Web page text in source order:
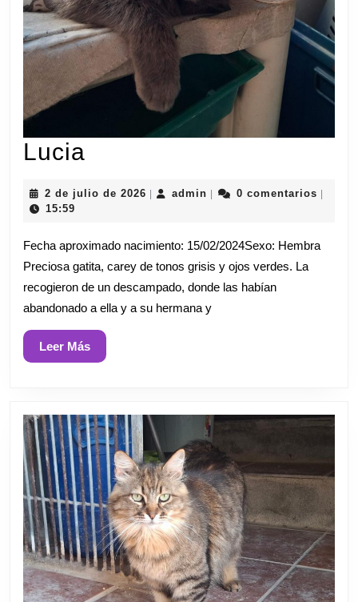
Lucia
2 de julio de 2026 2
2026
| admin admin
| 0 comentarios |
15:59
Fecha aproximado nacimiento: 15/02/2024Sexo: Hembra
Preciosa gatita, carey de tonos grisis y ojos verdes. La
recogieron de un descampado, donde las habían
abandonado a ella y a su hermana y
Leer MásLeer
Más